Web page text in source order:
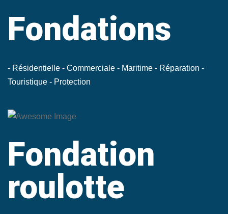
Fondations
- Résidentielle - Commerciale - Maritime - Réparation -
Touristique - Protection
Fondation
roulotte